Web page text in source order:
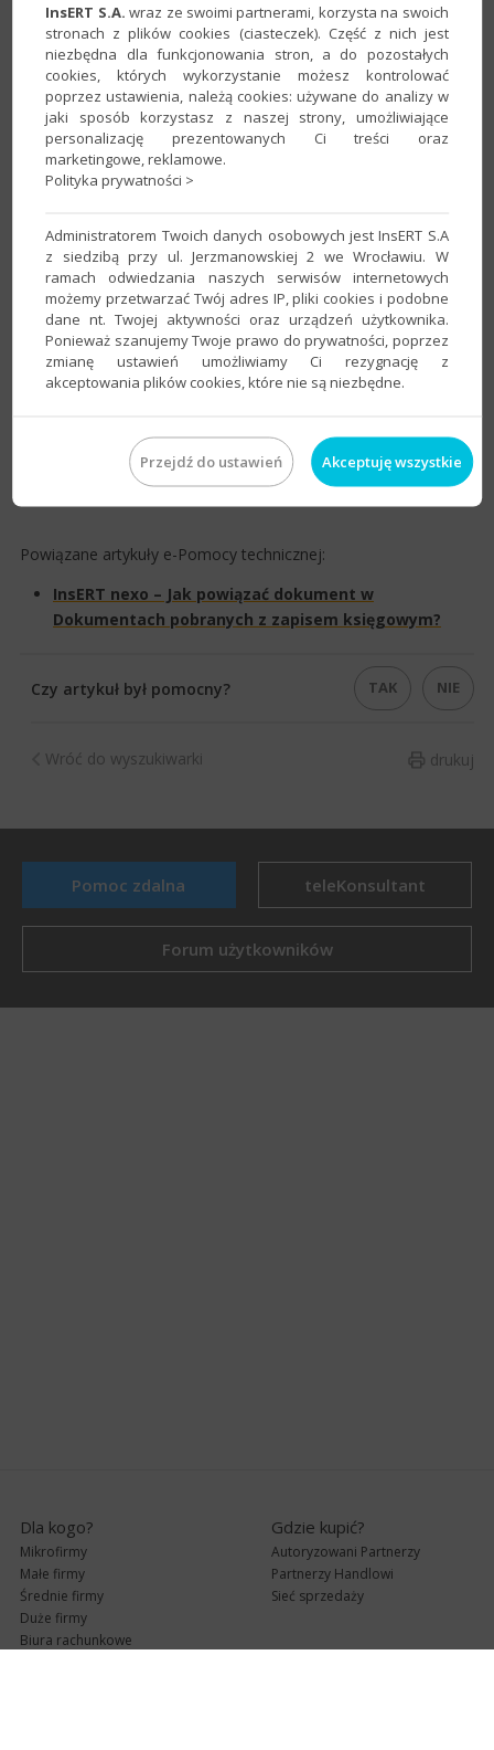
wybraną pozycją. W celu odłączenia dokumentu kliknąć
Prawym Przyciskiem Myszydokument księgowy i wybrać
opcjęOdłącz dokument z portalu . Czynność tą należy
powtórzyć dla k​​ażdego powiązanego dokumentu osobno.
Powiązane artykuły e-Pomocy technicznej:
​InsERT nexo – Jak powiązać dokument w
Dokumentach pobranych z zapisem księgowym?​
Czy artykuł był pomocny? TAK NIE
drukuj
Wróć do wyszukiwarki
Pomoc zdalna teleKonsultant
Forum użytkowników
Dla kogo?
Mikrofirmy
Małe firmy
Średnie firmy
Duże firmy
Biura rachunkowe
Gdzie kupić?
Autoryzowani Partnerzy
Partnerzy Handlowi
Sieć sprzedaży
InsERT S.A. wraz ze swoimi partnerami, korzysta na swoich
stronach z plików cookies (ciasteczek). Część z nich jest
niezbędna dla funkcjonowania stron, a do pozostałych
cookies, których wykorzystanie możesz kontrolować
poprzez ustawienia, należą cookies: używane do analizy w
jaki sposób korzystasz z naszej strony, umożliwiające
personalizację prezentowanych Ci treści oraz
marketingowe, reklamowe.
Polityka prywatności >
Administratorem Twoich danych osobowych jest InsERT S.A
z siedzibą przy ul. Jerzmanowskiej 2 we Wrocławiu. W
ramach odwiedzania naszych serwisów internetowych
możemy przetwarzać Twój adres IP, pliki cookies i podobne
dane nt. Twojej aktywności oraz urządzeń użytkownika.
Ponieważ szanujemy Twoje prawo do prywatności, poprzez
zmianę ustawień umożliwiamy Ci rezygnację z
akceptowania plików cookies, które nie są niezbędne.
Przejdź do ustawień Akceptuję wszystkie